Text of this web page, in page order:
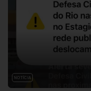
NOTÍCIA